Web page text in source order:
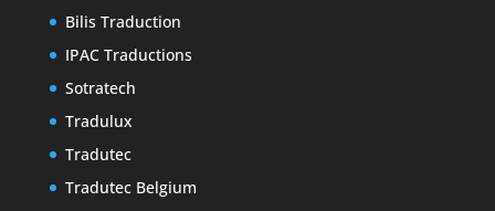
Bilis Traduction
IPAC Traductions
Sotratech
Tradulux
Tradutec
Tradutec Belgium